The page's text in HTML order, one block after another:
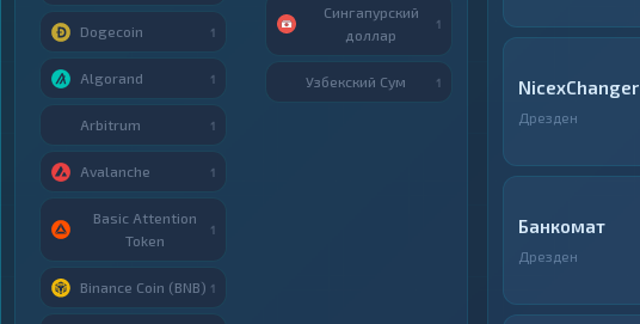
NicexChanger
Дрезден
Банкомат
Дрезден
Dogecoin 1
Algorand 1
Arbitrum 1
Avalanche 1
Basic Attention
Token
1
Binance Coin (BNB) 1
Сингапурский
доллар
1
Узбекский Сум 1